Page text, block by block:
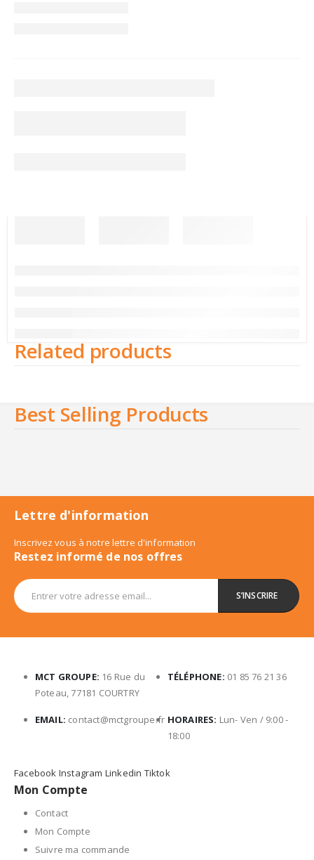
Related products
Best Selling Products
Lettre d'information
Inscrivez vous à notre lettre d'information
Restez informé de nos offres
MCT GROUPE: 16 Rue du
Poteau, 77181 COURTRY
TÉLÉPHONE: 01 85 76 21 36
EMAIL: contact@mctgroupe.fr HORAIRES: Lun- Ven / 9:00 -
18:00
Facebook Instagram Linkedin Tiktok
Mon Compte
Contact
Mon Compte
Suivre ma commande